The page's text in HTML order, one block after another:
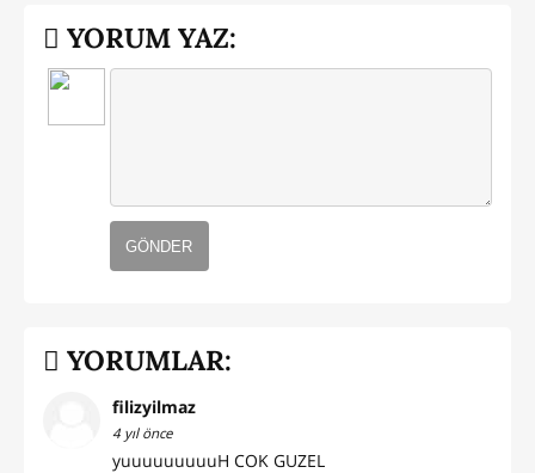
YORUM YAZ:
GÖNDER
YORUMLAR:
filizyilmaz
4 yıl önce
yuuuuuuuuuH COK GUZEL